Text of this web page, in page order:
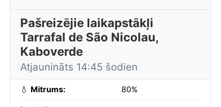
Pašreizējie laikapstākļi
Tarrafal de São Nicolau,
Kaboverde
Atjaunināts 14:45 šodien
💧 Mitrums: 80%